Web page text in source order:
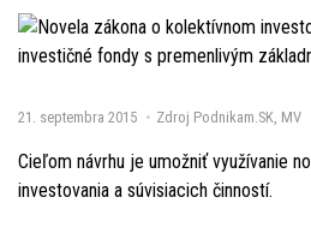
21. septembra 2015 Zdroj Podnikam.SK, MV
Cieľom návrhu je umožniť využívanie
investovania a súvisiacich činností.